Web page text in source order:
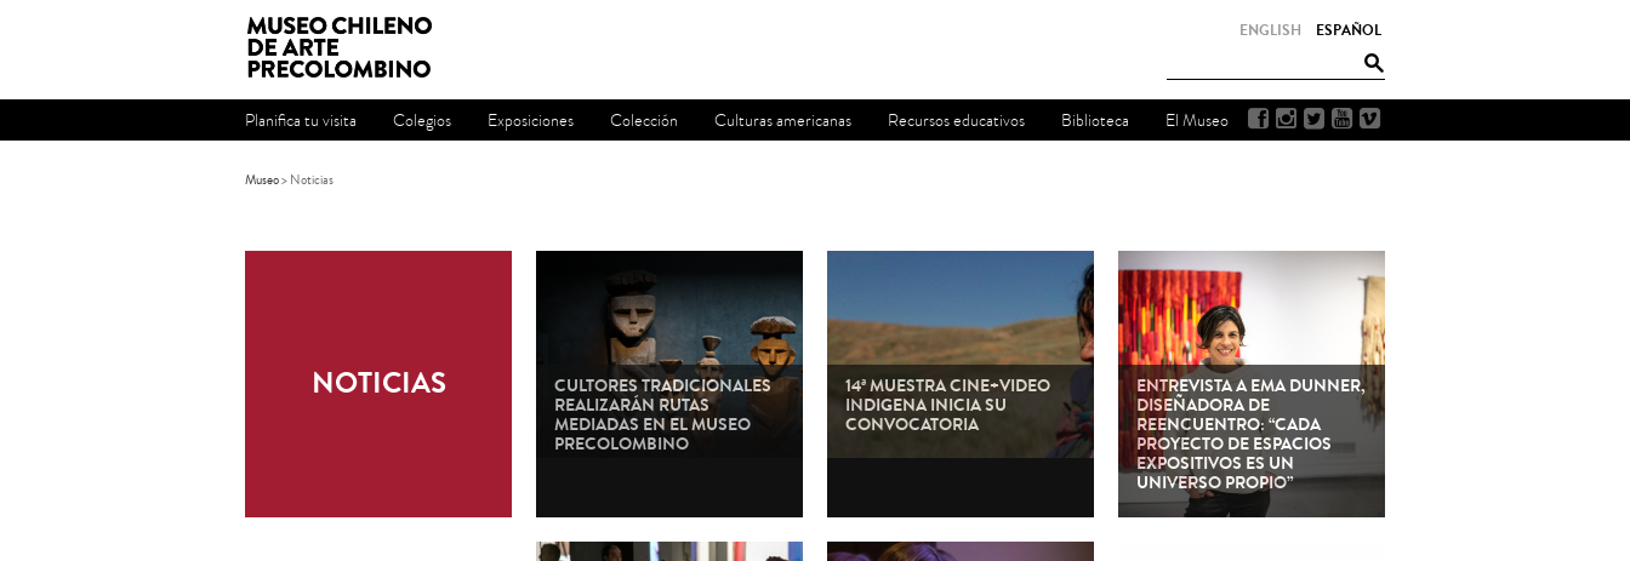
ESPAÑOL
ENGLISH
Planifica tu visita Colegios Exposiciones Colección Culturas americanas Recursos educativos Biblioteca El Museo
Museo> Noticias
NOTICIAS CULTORES TRADICIONALES
REALIZARÁN RUTAS
MEDIADAS EN EL MUSEO
PRECOLOMBINO
14ª MUESTRA CINE+VIDEO
INDIGENA INICIA SU
CONVOCATORIA
ENTREVISTA A EMA DUNNER,
DISEÑADORA DE
REENCUENTRO: “CADA
PROYECTO DE ESPACIOS
EXPOSITIVOS ES UN
UNIVERSO PROPIO”